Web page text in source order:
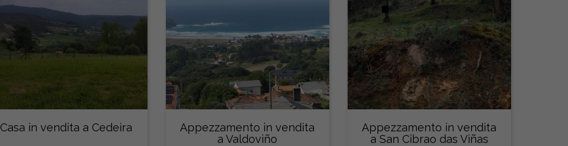
Casa in vendita a Cedeira
Appezzamento in vendita
a Valdoviño
Appezzamento in vendita
a San Cibrao das Viñas